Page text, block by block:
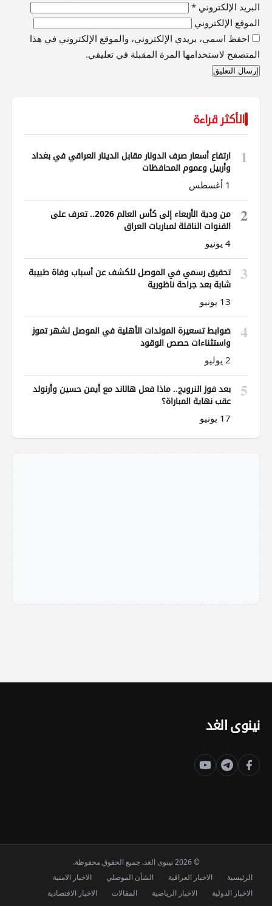
البريد الإلكتروني *
الموقع الإلكتروني
احفظ اسمي، بريدي الإلكتروني، والموقع الإلكتروني في هذا
المتصفح لاستخدامها المرة المقبلة في تعليقي.
الأكثر قراءة
1
ارتفاع أسعار صرف الدولار مقابل الدينار العراقي في بغداد
وأربيل وعموم المحافظات
1 أغسطس
2
من ودية الأربعاء إلى كأس العالم 2026.. تعرف على
القنوات الناقلة لمباريات العراق
4 يونيو
3
تحقيق رسمي في الموصل للكشف عن أسباب وفاة طبيبة
شابة بعد جراحة ناظورية
13 يونيو
4
ضوابط تسعيرة المولدات الأهلية في الموصل لشهر تموز
واستثناءات حصص الوقود
2 يوليو
5
بعد فوز النرويج.. ماذا فعل هالاند مع أيمن حسين وأرنولد
عقب نهاية المباراة؟
17 يونيو
نينوى الغد
© 2026 نينوى الغد. جميع الحقوق محفوظة.
الرئيسية الاخبار العراقية الشأن الموصلي
الاخبار الامنية
الاخبار الدولية
الاخبار الرياضية المقالات
الاخبار الاقتصادية